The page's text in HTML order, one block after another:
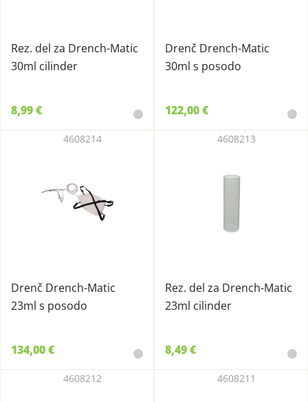
Rez. del za Drench-Matic
30ml cilinder
8,99 €
Drenč Drench-Matic
30ml s posodo
122,00 €
Drenč Drench-Matic
23ml s posodo
4608214
134,00 €
Rez. del za Drench-Matic
23ml cilinder
4608213
8,49 €
4608212 4608211